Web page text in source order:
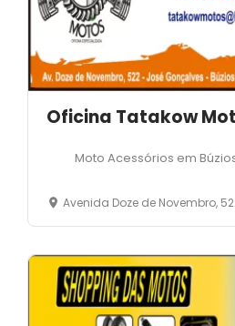
Oficina Tatakow
Moto Acessórios em
Avenida Doze de Novembro, 522 - José Gonçalves - Armação dos Búzios